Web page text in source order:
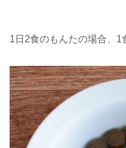
1日2食のもんたの場合、1